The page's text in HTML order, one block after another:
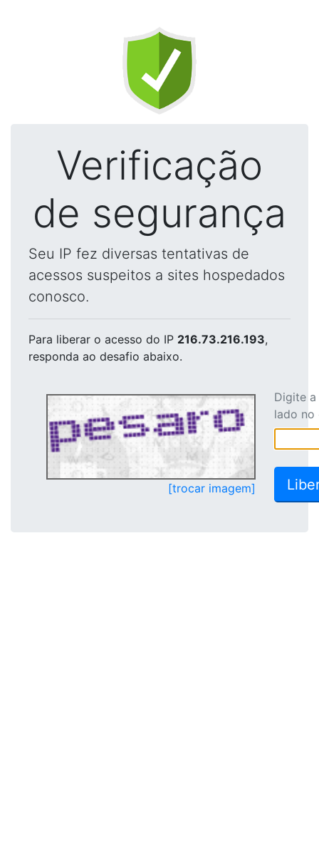
Verificação
de segurança
Seu IP fez diversas tentativas de
acessos suspeitos a sites hospedados
conosco.
Para liberar o acesso do IP 216.73.216.193,
responda ao desafio abaixo.
[trocar imagem]
Digite
lado no